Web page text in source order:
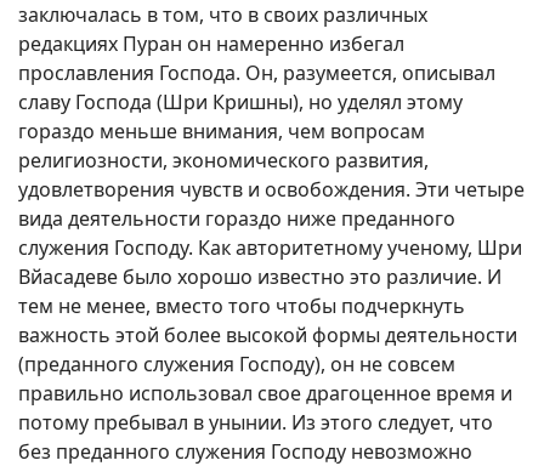
заключалась в том, что в своих различных
редакциях Пуран он намеренно избегал
прославления Господа. Он, разумеется, описывал
славу Господа (Шри Кришны), но уделял этому
гораздо меньше внимания, чем вопросам
религиозности, экономического развития,
удовлетворения чувств и освобождения. Эти четыре
вида деятельности гораздо ниже преданного
служения Господу. Как авторитетному ученому, Шри
Вйасадеве было хорошо известно это различие. И
тем не менее, вместо того чтобы подчеркнуть
важность этой более высокой формы деятельности
(преданного служения Господу), он не совсем
правильно использовал свое драгоценное время и
потому пребывал в унынии. Из этого следует, что
без преданного служения Господу невозможно